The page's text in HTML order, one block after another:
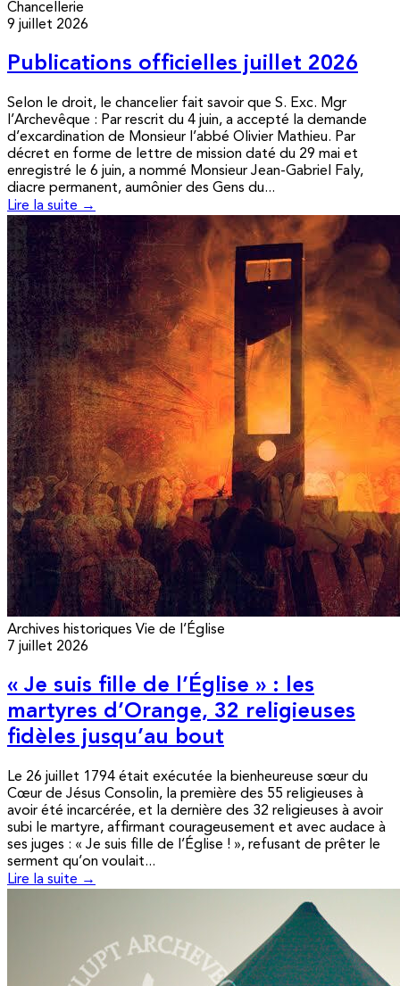
Chancellerie
9 juillet 2026
Publications officielles juillet 2026
Selon le droit, le chancelier fait savoir que S. Exc. Mgr
l’Archevêque : Par rescrit du 4 juin, a accepté la demande
d’excardination de Monsieur l’abbé Olivier Mathieu. Par
décret en forme de lettre de mission daté du 29 mai et
enregistré le 6 juin, a nommé Monsieur Jean-Gabriel Faly,
diacre permanent, aumônier des Gens du...
Lire la suite →
Archives historiques Vie de l’Église
7 juillet 2026
« Je suis fille de l’Église » : les
martyres d’Orange, 32 religieuses
fidèles jusqu’au bout
Le 26 juillet 1794 était exécutée la bienheureuse sœur du
Cœur de Jésus Consolin, la première des 55 religieuses à
avoir été incarcérée, et la dernière des 32 religieuses à avoir
subi le martyre, affirmant courageusement et avec audace à
ses juges : « Je suis fille de l’Église ! », refusant de prêter le
serment qu’on voulait...
Lire la suite →